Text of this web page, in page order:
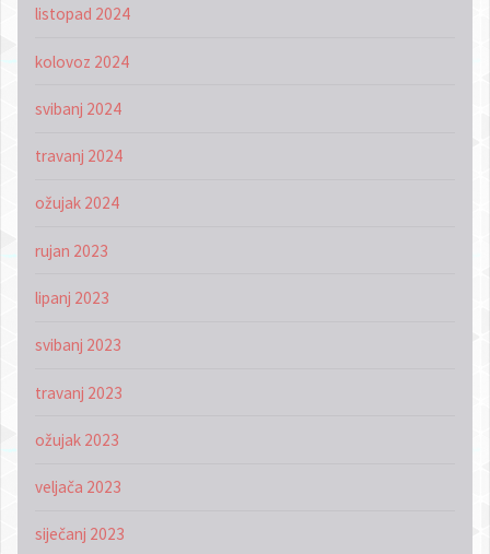
listopad 2024
kolovoz 2024
svibanj 2024
travanj 2024
ožujak 2024
rujan 2023
lipanj 2023
svibanj 2023
travanj 2023
ožujak 2023
veljača 2023
siječanj 2023